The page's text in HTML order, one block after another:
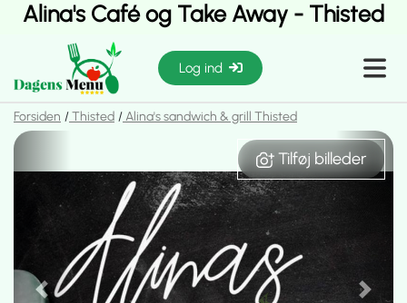
Alina's Café og Take Away - Thisted
Log ind
Forsiden Thisted Alina's sandwich & grill Thisted
Tilføj billeder
Tilføj billeder
Previous Next